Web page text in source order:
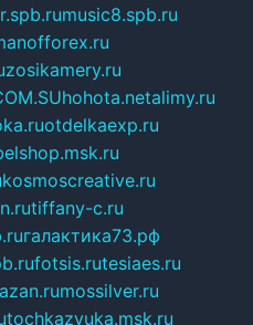
music8.spb.ru
zosikamery.ru
hohota.netalimy.ru
otdelkaexp.ru
kosmoscreative.ru
tiffany-c.ru
галактика73.рф
fotsis.rutesiaes.ru
mossilver.ru
tochkazvuka.msk.ru